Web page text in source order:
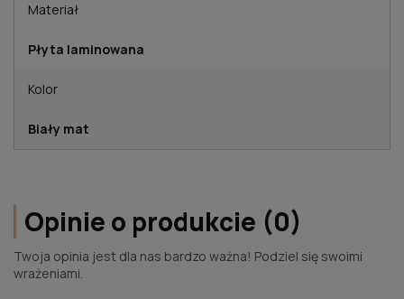
Materiał
Płyta laminowana
Kolor
Biały mat
Opinie o produkcie (0)
Twoja opinia jest dla nas bardzo ważna! Podziel się swoimi
wrażeniami.